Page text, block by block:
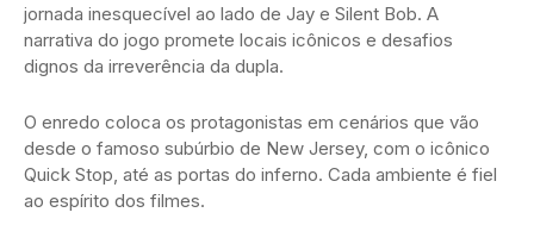
jornada inesquecível ao lado de Jay e Silent Bob. A
narrativa do jogo promete locais icônicos e desafios
dignos da irreverência da dupla.
O enredo coloca os protagonistas em cenários que vão
desde o famoso subúrbio de New Jersey, com o icônico
Quick Stop, até as portas do inferno. Cada ambiente é fiel
ao espírito dos filmes.